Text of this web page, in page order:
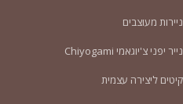
ניירות מעוצבים
נייר יפני צ'יוגאמי Chiyogami
קיטים ליצירה עצמית